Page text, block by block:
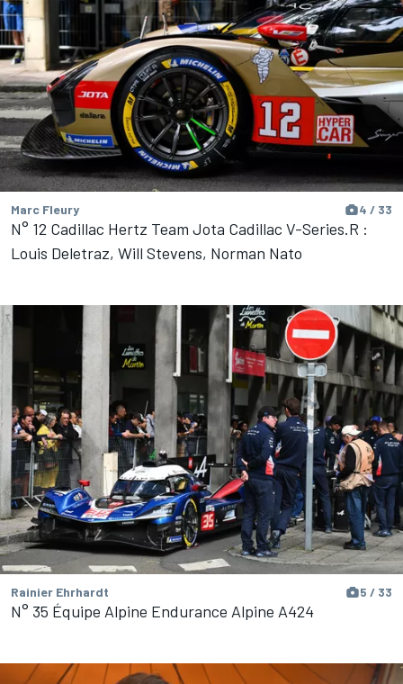
Marc Fleury 4 / 33
N° 12 Cadillac Hertz Team Jota Cadillac V-Series.R :
Louis Deletraz, Will Stevens, Norman Nato
Rainier Ehrhardt 5 / 33
N° 35 Équipe Alpine Endurance Alpine A424